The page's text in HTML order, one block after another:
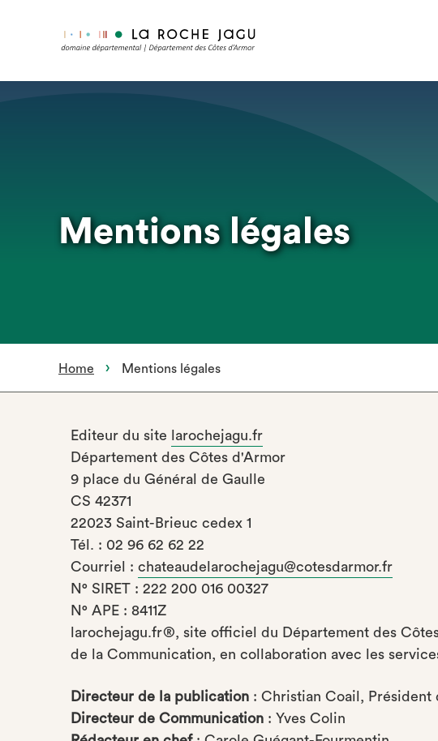
Mentions légales
Home Mentions légales
Editeur du site
larochejagu.fr
Département des Côtes d'Armor
9 place du Général de Gaulle
CS 42371
22023 Saint-Brieuc cedex 1
Tél. : 02 96 62 62 22
Courriel : chateaudelarochejagu@cotesdarmor.fr
N° SIRET : 222 200 016 00327
N° APE : 8411Z
larochejagu.fr®, site officiel du Département des
de la Communication, en collaboration avec les
Directeur de la publication : Christian Coail, Président
Directeur de Communication : Yves Colin